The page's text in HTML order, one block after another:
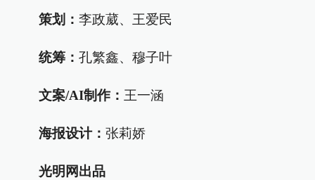
策划： 李政葳、王爱民
统筹： 孔繁鑫、穆子叶
文案/AI制作： 王一涵
海报设计： 张莉娇
光明网出品